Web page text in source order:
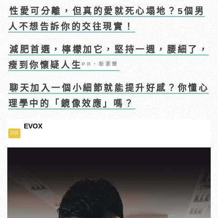
性愛可分離，但真的愛就死心塌地？5個男
人不想告訴你的交往現實！
減肥首選，檸檬加它，堅持一週，腰細了，
瘦到你懷疑人生PR・新素簡
聊天加入一個小細節就能提升好感？你懂心
理學中的「鏡像效應」嗎？
PR
EVOX